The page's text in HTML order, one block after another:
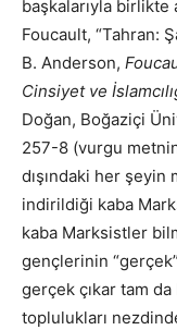
başkalarıyla birlikte
Foucault, “Tahran:
B. Anderson,
Cinsiyet ve
Doğan, Boğaziçi
257-8 (vurgu
dışındaki her şeyin
indirildiği kaba
kaba Marksistler
gençlerinin
gerçek çıkar tam
toplulukları